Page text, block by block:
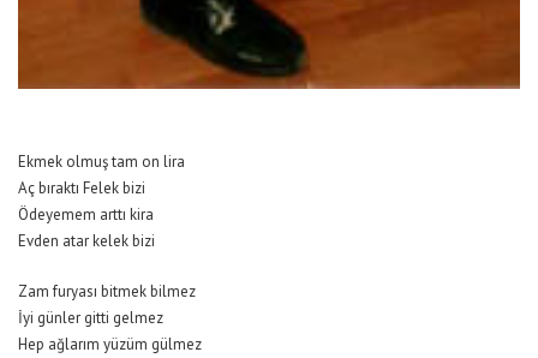
Ekmek olmuş tam on lira
Aç bıraktı Felek bizi
Ödeyemem arttı kira
Evden atar kelek bizi
Zam furyası bitmek bilmez
İyi günler gitti gelmez
Hep ağlarım yüzüm gülmez